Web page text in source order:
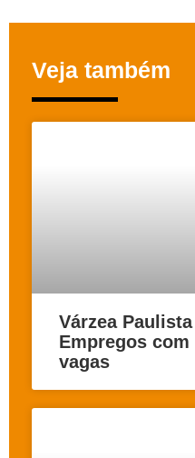
Veja também
Várzea
Empregos com
vagas